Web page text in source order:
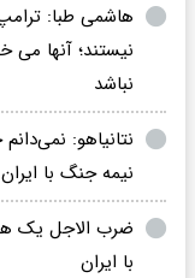
هاشمی طبا:
نیستند؛ آنها می
نباشد
نتانیاهو:
نیمه جنگ با
ضرب الاجل یک
با ایران‌